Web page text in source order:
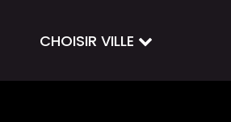
CHOISIR VILLE